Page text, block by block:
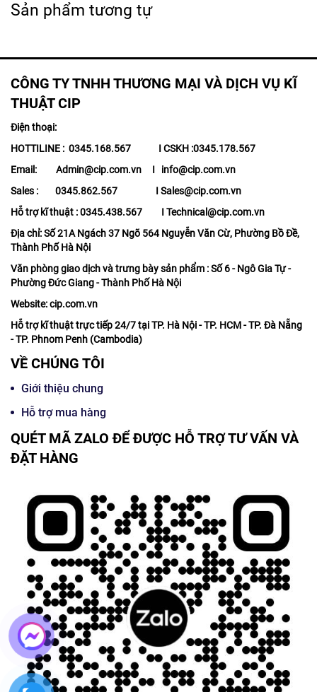
Sản phẩm tương tự
CÔNG TY TNHH THƯƠNG MẠI VÀ DỊCH VỤ KĨ
THUẬT CIP
Điện thoại:
HOTTILINE : 0345.168.567 I CSKH :0345.178.567
Email: Admin@cip.com.vn I info@cip.com.vn
Sales : 0345.862.567 I Sales@cip.com.vn
Hỗ trợ kĩ thuật : 0345.438.567 I Technical@cip.com.vn
Địa chỉ: Số 21A Ngách 37 Ngõ 564 Nguyễn Văn Cừ, Phường Bồ Đề,
Thành Phố Hà Nội
Văn phòng giao dịch và trưng bày sản phẩm : Số 6 - Ngô Gia Tự -
Phường Đức Giang - Thành Phố Hà Nội
Website: cip.com.vn
Hỗ trợ kĩ thuật trực tiếp 24/7 tại TP. Hà Nội - TP. HCM - TP. Đà Nẵng
- TP. Phnom Penh (Cambodia)
VỀ CHÚNG TÔI
Giới thiệu chung
Hỗ trợ mua hàng
QUÉT MÃ ZALO ĐỂ ĐƯỢC HỖ TRỢ TƯ VẤN VÀ
ĐẶT HÀNG